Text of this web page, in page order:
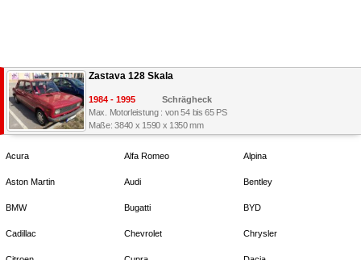
Zastava 128 Skala
1984 - 1995
Schrägheck
Max. Motorleistung : von 54 bis 65 PS
Maße: 3840 x 1590 x 1350 mm
Acura Alfa Romeo Alpina
Aston Martin Audi Bentley
BMW Bugatti BYD
Cadillac Chevrolet Chrysler